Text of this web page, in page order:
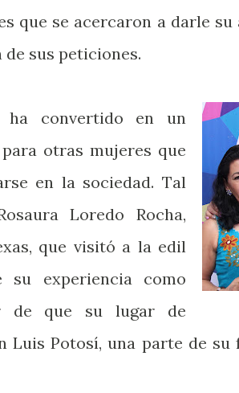
que se acercaron a darle
sus peticiones.
ha convertido en un
otras mujeres que
en la sociedad. Tal
Loredo Rocha,
que visitó a la edil
su experiencia como
de que su lugar de
Luis Potosí, una parte de